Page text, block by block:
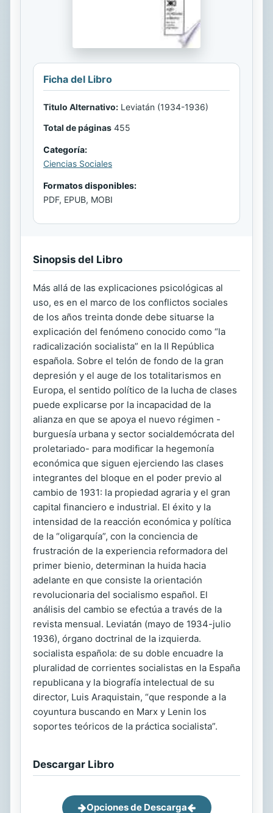
Ficha del Libro
Titulo Alternativo: Leviatán (1934-1936)
Total de páginas 455
Categoría:
Ciencias Sociales
Formatos disponibles:
PDF, EPUB, MOBI
Sinopsis del Libro
Más allá de las explicaciones psicológicas al
uso, es en el marco de los conflictos sociales
de los años treinta donde debe situarse la
explicación del fenómeno conocido como “la
radicalización socialista” en la II República
española. Sobre el telón de fondo de la gran
depresión y el auge de los totalitarismos en
Europa, el sentido político de la lucha de clases
puede explicarse por la incapacidad de la
alianza en que se apoya el nuevo régimen -
burguesía urbana y sector socialdemócrata del
proletariado- para modificar la hegemonía
económica que siguen ejerciendo las clases
integrantes del bloque en el poder previo al
cambio de 1931: la propiedad agraria y el gran
capital financiero e industrial. El éxito y la
intensidad de la reacción económica y política
de la “oligarquía”, con la conciencia de
frustración de la experiencia reformadora del
primer bienio, determinan la huida hacia
adelante en que consiste la orientación
revolucionaria del socialismo español. El
análisis del cambio se efectúa a través de la
revista mensual. Leviatán (mayo de 1934-julio
1936), órgano doctrinal de la izquierda.
socialista española: de su doble encuadre la
pluralidad de corrientes socialistas en la España
republicana y la biografía intelectual de su
director, Luis Araquistain, “que responde a la
coyuntura buscando en Marx y Lenin los
soportes teóricos de la práctica socialista”.
Descargar Libro
Opciones de Descarga